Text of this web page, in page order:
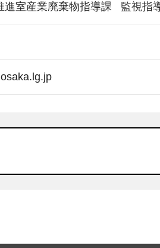
進室産業廃棄物指導課 監視指